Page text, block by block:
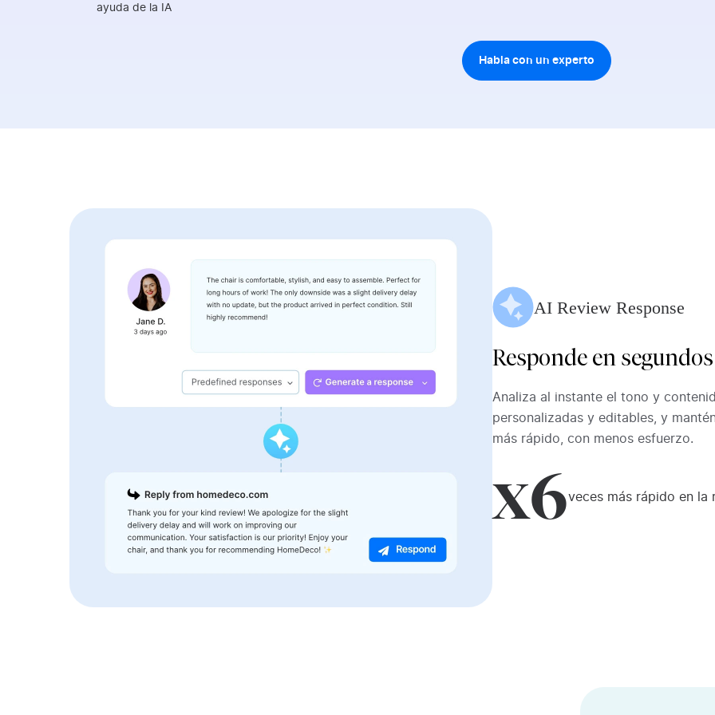
ayuda de la IA
Habla con un experto
AI Review Response
Responde en segundos
Analiza al instante el tono y
personalizadas y editables, y
más rápido, con menos esfuerzo.
x6veces más rápido en la